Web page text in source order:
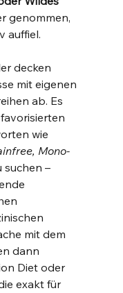
genommen,
auffiel.
decken
mit eigenen
ab. Es
wie
Mono-
suchen –
mit dem
dann
Diet oder
exakt für